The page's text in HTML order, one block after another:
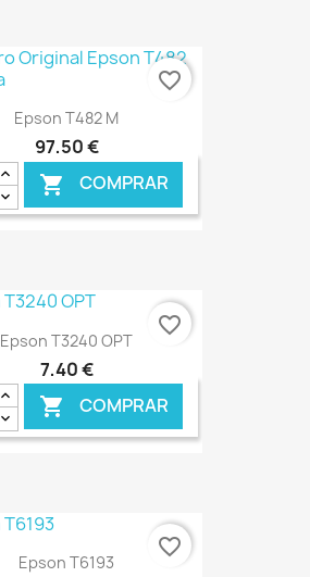
€ ONLINE
Epson T482 M
97,50 €
 COMPRAR
favorite_border
Epson T3240 OPT
7,40 €
 COMPRAR
€ ONLINE
favorite_border
Epson T6193
favorite_border